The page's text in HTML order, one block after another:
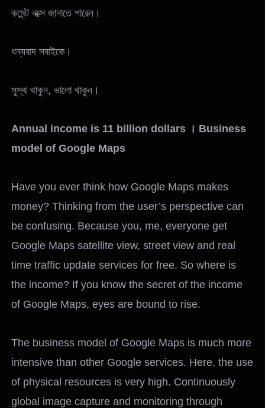
কমেন্ট বক্সে জানাতে পারেন।
ধন্যবাদ সবাইকে।
সুস্থ থাকুন, ভালো থাকুন।
Annual income is 11 billion dollars । Business
model of Google Maps
Have you ever think how Google Maps makes
money? Thinking from the user’s perspective can
be confusing. Because you, me, everyone get
Google Maps satellite view, street view and real
time traffic update services for free. So where is
the income? If you know the secret of the income
of Google Maps, eyes are bound to rise.
The business model of Google Maps is much more
intensive than other Google services. Here, the use
of physical resources is very high. Continuously
global image capture and monitoring through